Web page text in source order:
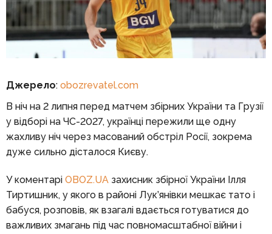
Джерело: obozrevatel.com
В ніч на 2 липня перед матчем збірних України та Грузії
у відборі на ЧС-2027, українці пережили ще одну
жахливу ніч через масований обстріл Росії, зокрема
дуже сильно дісталося Києву.
У коментарі OBOZ.UAзахисник збірної України Ілля
Тиртишник, у якого в районі Лук’янівки мешкає тато і
бабуся, розповів, як взагалі вдається готуватися до
важливих змагань під час повномасштабної війни і